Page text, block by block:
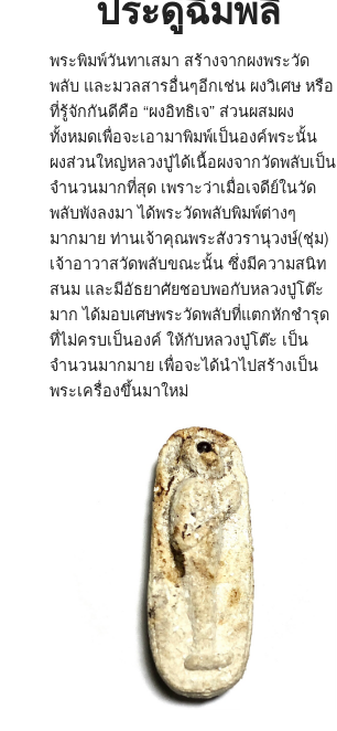
ประดู่ฉิมพลี
พระพิมพ์วันทาเสมา สร้างจากผงพระวัด
พลับ และมวลสารอื่นๆอีกเช่น ผงวิเศษ หรือ
ที่รู้จักกันดีคือ “ผงอิทธิเจ” ส่วนผสมผง
ทั้งหมดเพื่อจะเอามาพิมพ์เป็นองค์พระนั้น
ผงส่วนใหญ่หลวงปู่ได้เนื้อผงจากวัดพลับเป็น
จำนวนมากที่สุด เพราะว่าเมื่อเจดีย์ในวัด
พลับพังลงมา ได้พระวัดพลับพิมพ์ต่างๆ
มากมาย ท่านเจ้าคุณพระสังวรานุวงษ์(ชุ่ม)
เจ้าอาวาสวัดพลับขณะนั้น ซึ่งมีความสนิท
สนม และมีอัธยาศัยชอบพอกับหลวงปู่โต๊ะ
มาก ได้มอบเศษพระวัดพลับที่แตกหักชำรุด
ที่ไม่ครบเป็นองค์ ให้กับหลวงปู่โต๊ะ เป็น
จำนวนมากมาย เพื่อจะได้นำไปสร้างเป็น
พระเครื่องขึ้นมาใหม่